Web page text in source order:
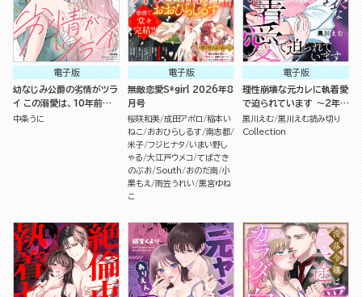
電子版
幼なじみ公爵の劣情がツラ
イ この溺愛は、10年前から
決まっていたようです （3）
中条うに
電子版
無敵恋愛S*girl 2026年8
月号
桜咲和美 成田アポロ 稲本い
ねこ
おおひらしるす 南志都
米子 フジヒナタ
いまい野し
ゃる 大江戸ウメコ てばさき
のぶお South おのだ南 小
栗もえ
雨笠うれい 黒宮ゆね
こ
電子版
理性崩壊な元カレに執着愛
で迫られています ～2年ぶ
りの再会でメロついたら抱
き潰されました～（単話版）
黒川えむ 黒川えむ読み切り
Collection